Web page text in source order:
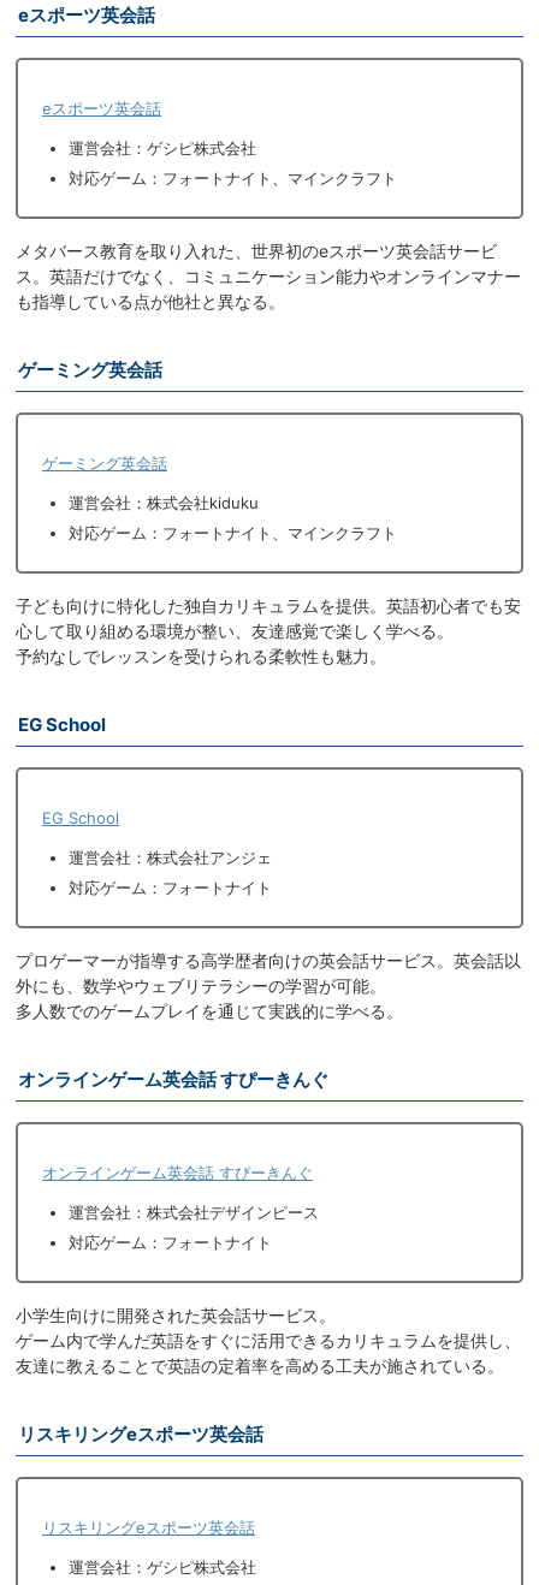
eスポーツ英会話
eスポーツ英会話
運営会社：ゲシピ株式会社
対応ゲーム：フォートナイト、マインクラフト
メタバース教育を取り入れた、世界初のeスポーツ英会話サービ
ス。英語だけでなく、コミュニケーション能力やオンラインマナー
も指導している点が他社と異なる。
ゲーミング英会話
ゲーミング英会話
運営会社：株式会社kiduku
対応ゲーム：フォートナイト、マインクラフト
子ども向けに特化した独自カリキュラムを提供。英語初心者でも安
心して取り組める環境が整い、友達感覚で楽しく学べる。
予約なしでレッスンを受けられる柔軟性も魅力。
EG School
EG School
運営会社：株式会社アンジェ
対応ゲーム：フォートナイト
プロゲーマーが指導する高学歴者向けの英会話サービス。英会話以
外にも、数学やウェブリテラシーの学習が可能。
多人数でのゲームプレイを通じて実践的に学べる。
オンラインゲーム英会話 すぴーきんぐ
オンラインゲーム英会話 すぴーきんぐ
運営会社：株式会社デザインピース
対応ゲーム：フォートナイト
小学生向けに開発された英会話サービス。
ゲーム内で学んだ英語をすぐに活用できるカリキュラムを提供し、
友達に教えることで英語の定着率を高める工夫が施されている。
リスキリングeスポーツ英会話
リスキリングeスポーツ英会話
運営会社：ゲシピ株式会社